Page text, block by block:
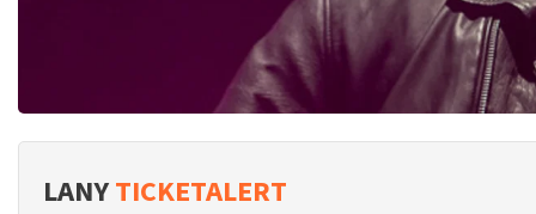
LANYTICKETALERT